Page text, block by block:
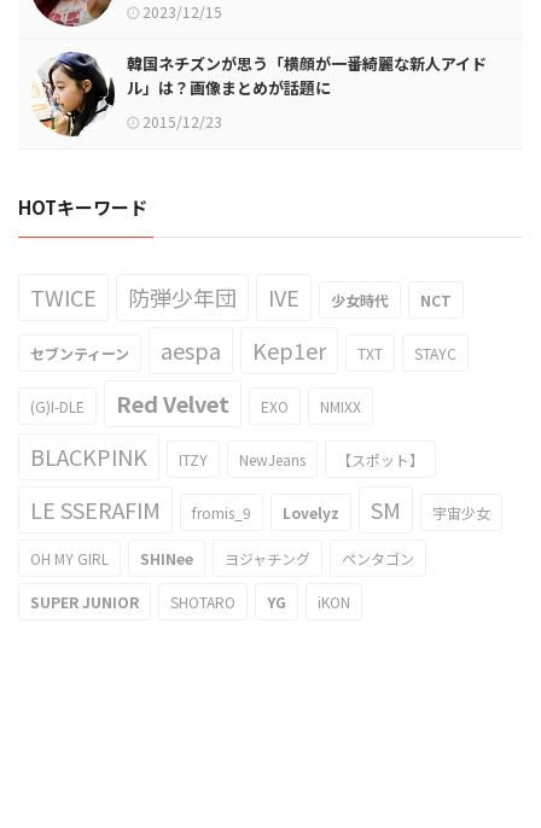
2023/12/15
韓国ネチズンが思う「横顔が一番綺麗な新人アイド
ル」は？画像まとめが話題に
2015/12/23
HOTキーワード
TWICE 防弾少年団 IVE 少女時代 NCT
セブンティーン aespa Kep1er TXT STAYC
(G)I-DLE Red Velvet EXO NMIXX
BLACKPINK ITZY NewJeans 【スポット】
LE SSERAFIM fromis_9 Lovelyz SM 宇宙少女
OH MY GIRL SHINee ヨジャチング ペンタゴン
SUPER JUNIOR SHOTARO YG iKON